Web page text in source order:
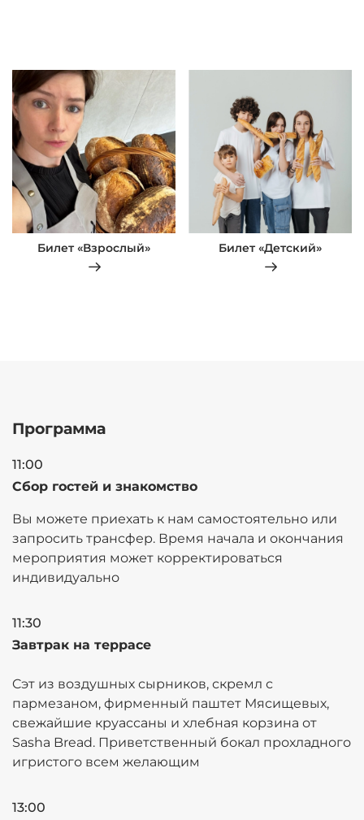
Билет «Взрослый» Билет «Детский»
Программа
11:00
Сбор гостей и знакомство
Вы можете приехать к нам самостоятельно или
запросить трансфер. Время начала и окончания
мероприятия может корректироваться
индивидуально
11:30
Завтрак на террасе
Cэт из воздушных сырников, скремл с
пармезаном, фирменный паштет Мясищевых,
свежайшие круассаны и хлебная корзина от
Sasha Bread. Приветственный бокал прохладного
игристого всем желающим
13:00